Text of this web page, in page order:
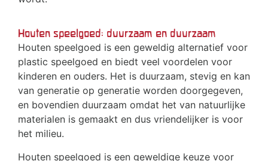
Houten speelgoed: duurzaam en duurzaam
Houten speelgoed is een geweldig alternatief voor
plastic speelgoed en biedt veel voordelen voor
kinderen en ouders. Het is duurzaam, stevig en kan
van generatie op generatie worden doorgegeven,
en bovendien duurzaam omdat het van natuurlijke
materialen is gemaakt en dus vriendelijker is voor
het milieu.
Houten speelgoed is een geweldige keuze voor